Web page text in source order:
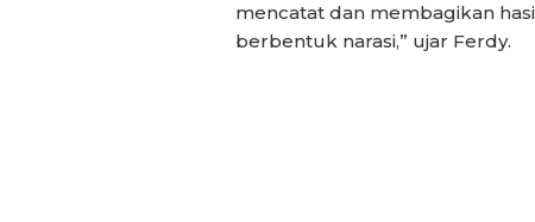
mencatat dan membagikan
berbentuk narasi,” ujar Ferdy.